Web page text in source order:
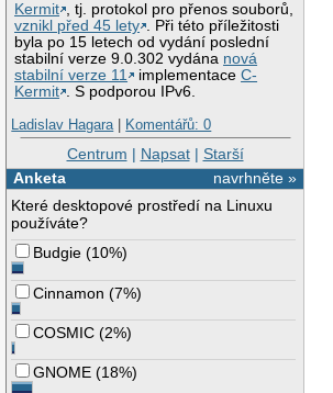
Kermit , tj. protokol pro přenos souborů,
vznikl před 45 lety . Při této příležitosti
byla po 15 letech od vydání poslední
stabilní verze 9.0.302 vydána nová
stabilní verze 11
implementaceC-
Kermit . S podporou IPv6.
Ladislav Hagara| Komentářů: 0
Centrum | Napsat| Starší
navrhněte »
Anketa
Které desktopové prostředí na Linuxu
používáte?
Budgie (10%)
Cinnamon (7%)
COSMIC (2%)
GNOME (18%)